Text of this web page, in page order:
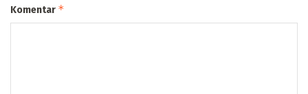
Komentar *